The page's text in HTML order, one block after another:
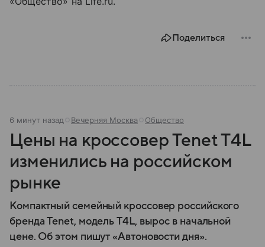
Поделиться
6 минут назад Вечерняя Москва Общество
Цены на кроссовер Tenet T4L
изменились на российском
рынке
Компактный семейный кроссовер российского
бренда Tenet, модель T4L, вырос в начальной
цене. Об этом пишут «Автоновости дня».